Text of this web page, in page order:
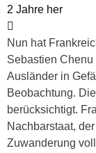
2 Jahre her
Nun hat
Sebastien
Ausländer in
Beobachtung.
berücksichtigt.
Nachbarstaat,
Zuwanderung